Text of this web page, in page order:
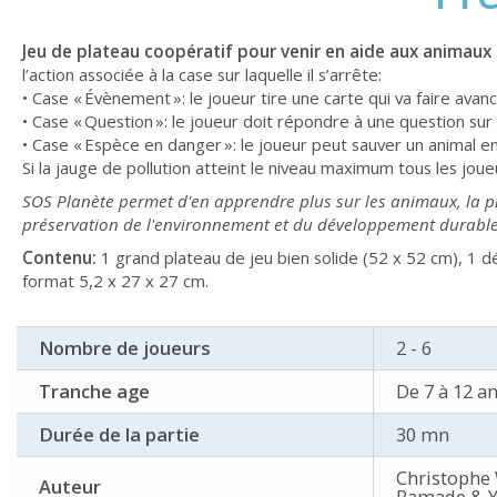
Jeu de plateau coopératif pour venir en aide aux
l’action associée à la case sur laquelle il s’arrête:
• Case « Évènement »: le joueur tire une carte qui va faire
• Case « Question »: le joueur doit répondre à une question
• Case « Espèce en danger »: le joueur peut sauver un
Si la jauge de pollution atteint le niveau maximum tous les
SOS Planète permet d'en apprendre plus sur les animaux,
préservation de l'environnement et du développement
Contenu: 1 grand plateau de jeu bien solide (52 x 52 cm), 1
format 5,2 x 27 x 27 cm.
Nombre de joueurs
2 - 6
Tranche age
De 7 à 12
Durée de la partie
30 mn
Auteur Christophe